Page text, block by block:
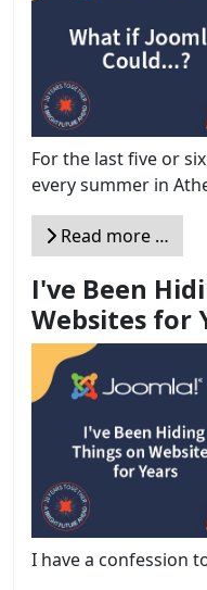
For the last five or
every summer in
Read more …
I've Been
Websites for
I have a confession